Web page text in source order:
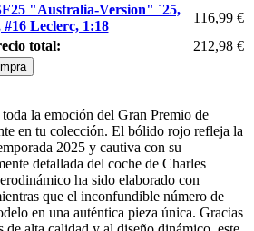
"Australia-Version" ´25,
#16 Leclerc, 1:18
116,99 €
total:
212,98 €
la emoción del Gran Premio de
en tu colección. El bólido rojo refleja la
2025 y cautiva con su
detallada del coche de Charles
ha sido elaborado con
que el inconfundible número de
en una auténtica pieza única. Gracias